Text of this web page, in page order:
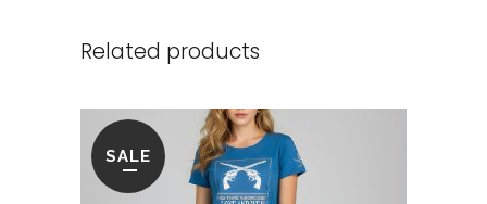
Related products
SALE